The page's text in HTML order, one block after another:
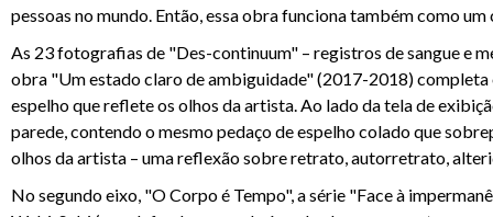
pessoas no mundo. Então, essa obra funciona também como
As 23 fotografias de "Des-continuum" – registros de sangue e
obra "Um estado claro de ambiguidade" (2017-2018)
espelho que reflete os olhos da artista. Ao lado da tela de
parede, contendo o mesmo pedaço de espelho colado que
olhos da artista – uma reflexão sobre retrato, autorretrato,
No segundo eixo, "O Corpo é Tempo", a série "Face à